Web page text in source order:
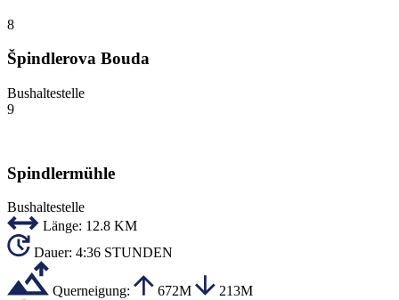
8
Špindlerova Bouda
Bushaltestelle
9
Spindlermühle
Bushaltestelle
Länge: 12.8 KM
Dauer: 4:36 STUNDEN
Querneigung: 672M 213M